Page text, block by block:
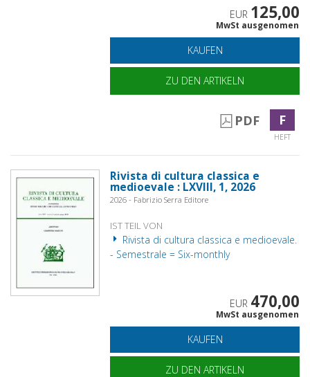
EUR 125,00
MwSt ausgenomen
KAUFEN
ZU DEN ARTIKELN
PDF F
HEFT
Rivista di cultura classica e
medioevale : LXVIII, 1, 2026
2026 - Fabrizio Serra Editore
IST TEIL VON
Rivista di cultura classica e medioevale.
- Semestrale = Six-monthly
EUR 470,00
MwSt ausgenomen
KAUFEN
ZU DEN ARTIKELN